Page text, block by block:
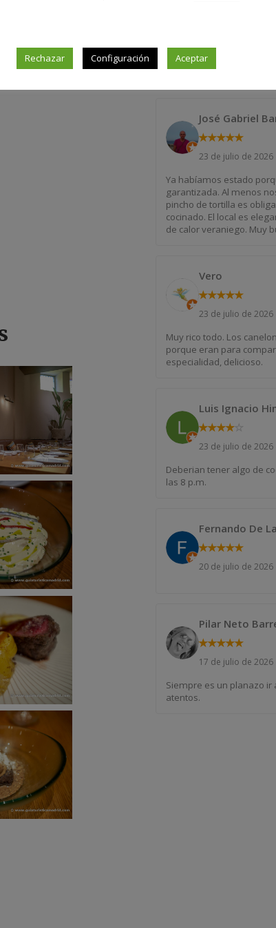
José Gabriel
★★★★★
23 de julio de 2026
Ya habíamos estado
garantizada. Al menos
pincho de tortilla es
cocinado. El local es
de calor veraniego. Muy
Vero
★★★★★
23 de julio de 2026
Muy rico todo. Los
porque eran para
especialidad, delicioso.
Luis Ignacio
★★★★★
23 de julio de 2026
Deberian tener algo de
las 8 p.m.
Fernando De
★★★★★
20 de julio de 2026
Pilar Neto
★★★★★
17 de julio de 2026
Siempre es un planazo ir
atentos.
Rechazar Configuración Aceptar